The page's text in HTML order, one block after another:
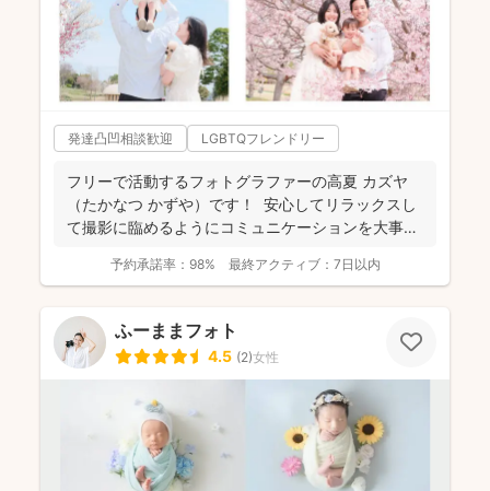
発達凸凹相談歓迎 LGBTQフレンドリー
フリーで活動するフォトグラファーの高夏 カズヤ
（たかなつ かずや）です！ 安心してリラックスし
て撮影に臨めるようにコミュニケーションを大事に
予約承諾率： 98% 最終アクティブ： 7日以内
ふーままフォト
4.5 (2)女性